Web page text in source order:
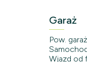
Garaż
Pow.
Wjazd od